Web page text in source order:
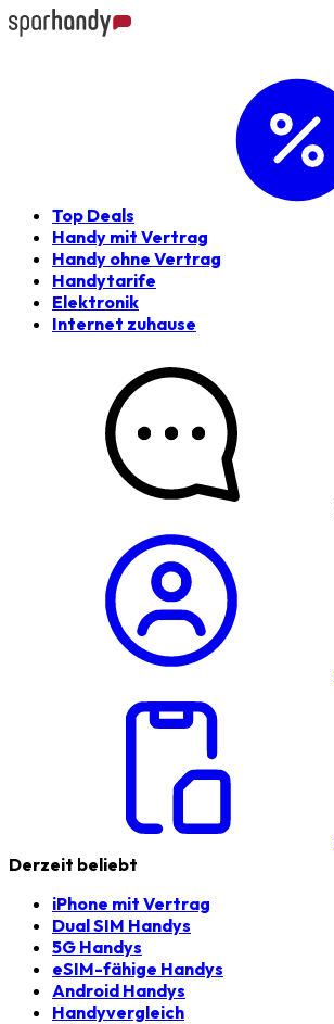
Top Deals
Handy mit Vertrag
Handy ohne Vertrag
Handytarife
Elektronik
Internet zuhause
Derzeit beliebt
iPhone mit Vertrag
Dual SIM Handys
5G Handys
eSIM-fähige Handys
Android Handys
Handyvergleich